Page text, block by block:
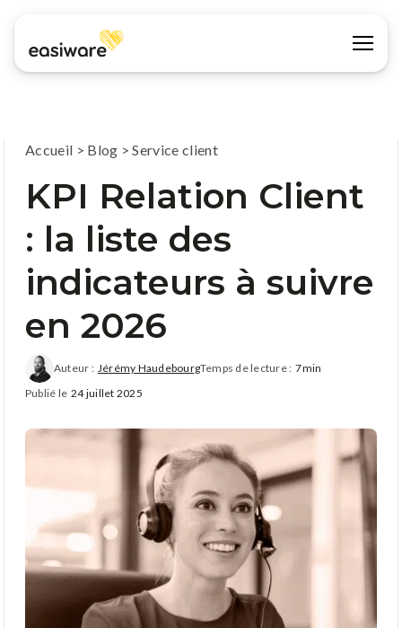
Accueil > Blog >Service client
KPI Relation Client
: la liste des
indicateurs à suivre
en 2026
Auteur : Jérémy HaudebourgTemps de lecture : 7min
Publié le 24 juillet 2025